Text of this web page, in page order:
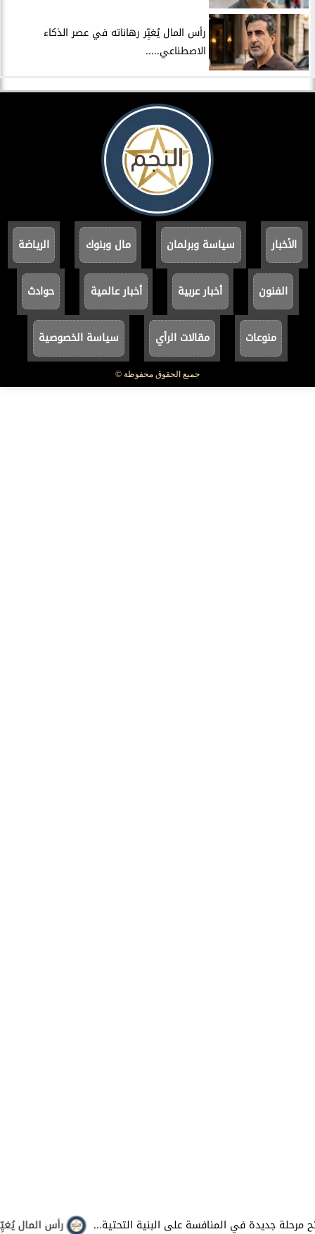
رأس المال يُغيِّر في المنافسة على البنية التحتية...
رأس المال يُغيِّر رهاناته في عصر الذكاء
الاصطناعي.....
الأخبار سياسة وبرلمان مال وبنوك الرياضة
الفنون أخبار عربية أخبار عالمية حوادث
منوعات مقالات الرأي سياسة الخصوصية
جميع الحقوق محفوظة ©